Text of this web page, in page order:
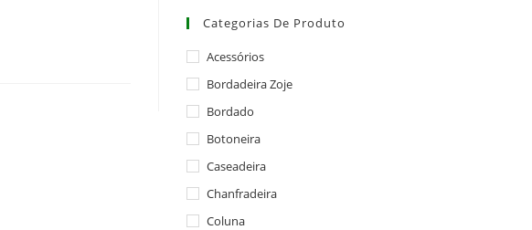
Categorias De Produto
Acessórios
Bordadeira Zoje
Bordado
Botoneira
Caseadeira
Chanfradeira
Coluna